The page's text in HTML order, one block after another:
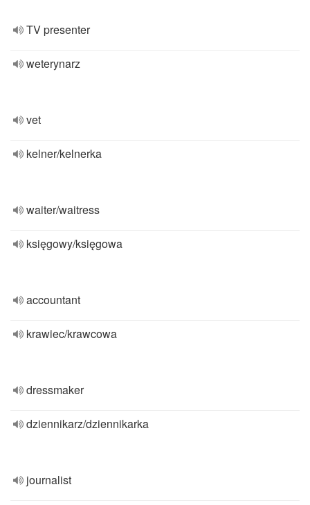
TV presenter
weterynarz
vet
kelner/kelnerka
waiter/waitress
księgowy/księgowa
accountant
krawiec/krawcowa
dressmaker
dziennikarz/dziennikarka
journalist